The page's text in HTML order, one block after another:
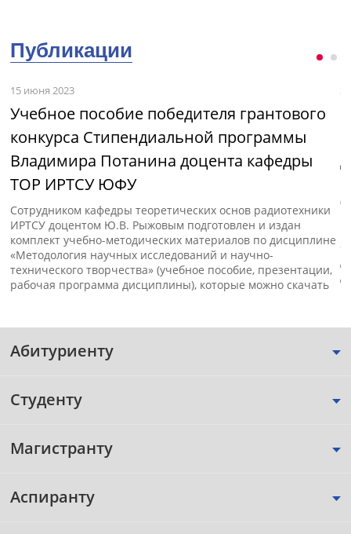
Публикации
15 июня 2023
Учебное пособие победителя грантового
конкурса Стипендиальной программы
Владимира Потанина доцента кафедры
ТОР ИРТСУ ЮФУ
Сотрудником кафедры теоретических основ радиотехники
ИРТСУ доцентом Ю.В. Рыжовым подготовлен и издан
комплект учебно-методических материалов по дисциплине
«Методология научных исследований и научно-
технического творчества» (учебное пособие, презентации,
рабочая программа дисциплины), которые можно скачать
3
Абитуриенту
Студенту
Магистранту
Аспиранту